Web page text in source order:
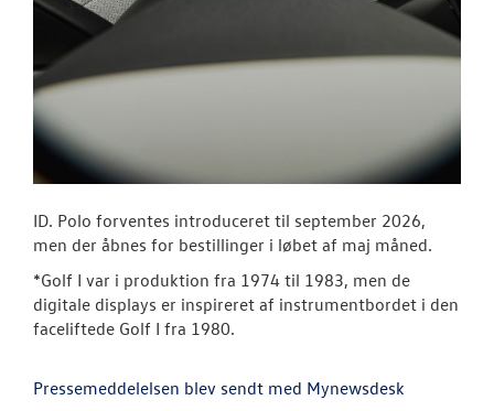
ID. Polo forventes introduceret til september 2026,
men der åbnes for bestillinger i løbet af maj måned.
*Golf I var i produktion fra 1974 til 1983, men de
digitale displays er inspireret af instrumentbordet i den
faceliftede Golf I fra 1980.
Pressemeddelelsen blev sendt med Mynewsdesk